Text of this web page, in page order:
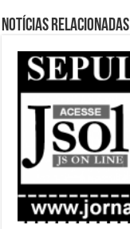
Notícias relacionadas